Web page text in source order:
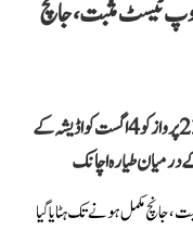
ڈوپ ٹیسٹ مثبت، جانچ
فوکیٹ سے دہلی واپس آ رہی ایئر انڈیا کی اے آئی 2379 پرواز کو 4 اگست کو اڈیشہ کے
درمیان طیارہ اچانک